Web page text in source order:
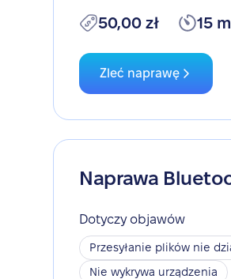
50,00 zł 15
Zleć naprawę
Naprawa
Dotyczy objawów
Przesyłanie plików nie
Nie wykrywa urządzenia